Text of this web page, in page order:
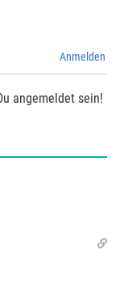
Anmelden
angemeldet sein!